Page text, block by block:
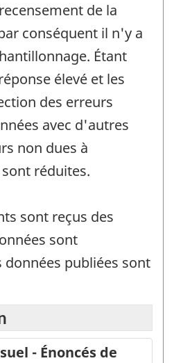
de la
conséquent il n'y a
Étant
élevé et les
des erreurs
avec d'autres
non dues à
réduites.
sont reçus des
sont
données publiées sont
- Énoncés de